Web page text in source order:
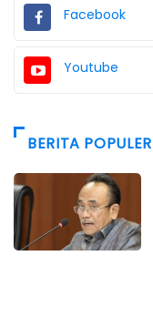
Facebook
Youtube
BERITA POPULER